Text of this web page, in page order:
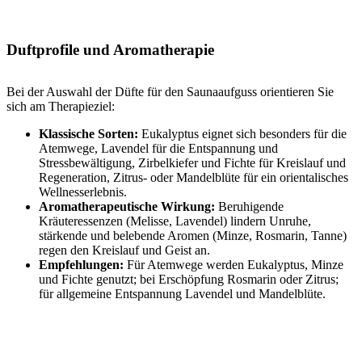
Duftprofile und Aromatherapie
Bei der Auswahl der Düfte für den Saunaaufguss orientieren Sie
sich am Therapieziel:
Klassische Sorten: Eukalyptus eignet sich besonders für die
Atemwege, Lavendel für die Entspannung und
Stressbewältigung, Zirbelkiefer und Fichte für Kreislauf und
Regeneration, Zitrus- oder Mandelblüte für ein orientalisches
Wellnesserlebnis.
Aromatherapeutische Wirkung: Beruhigende
Kräuteressenzen (Melisse, Lavendel) lindern Unruhe,
stärkende und belebende Aromen (Minze, Rosmarin, Tanne)
regen den Kreislauf und Geist an.
Empfehlungen: Für Atemwege werden Eukalyptus, Minze
und Fichte genutzt; bei Erschöpfung Rosmarin oder Zitrus;
für allgemeine Entspannung Lavendel und Mandelblüte.